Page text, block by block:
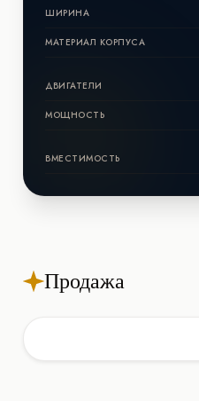
ШИРИНА
МАТЕРИАЛ КОРПУСА
ДВИГАТЕЛИ
МОЩНОСТЬ
ВМЕСТИМОСТЬ
Продажа